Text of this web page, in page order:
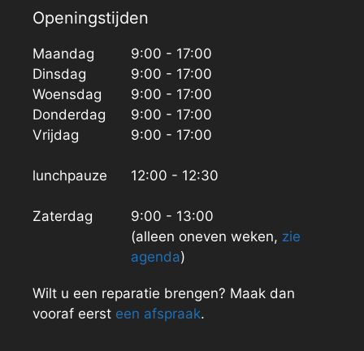
Openingstijden
Maandag
Dinsdag
Woensdag
Donderdag
Vrijdag
lunchpauze
Zaterdag
9:00 - 17:00
9:00 - 17:00
9:00 - 17:00
9:00 - 17:00
9:00 - 17:00
12:00 - 12:30
9:00 - 13:00
(alleen oneven weken, zie
agenda)
Wilt u een reparatie brengen? Maak dan
vooraf eerst een afspraak.